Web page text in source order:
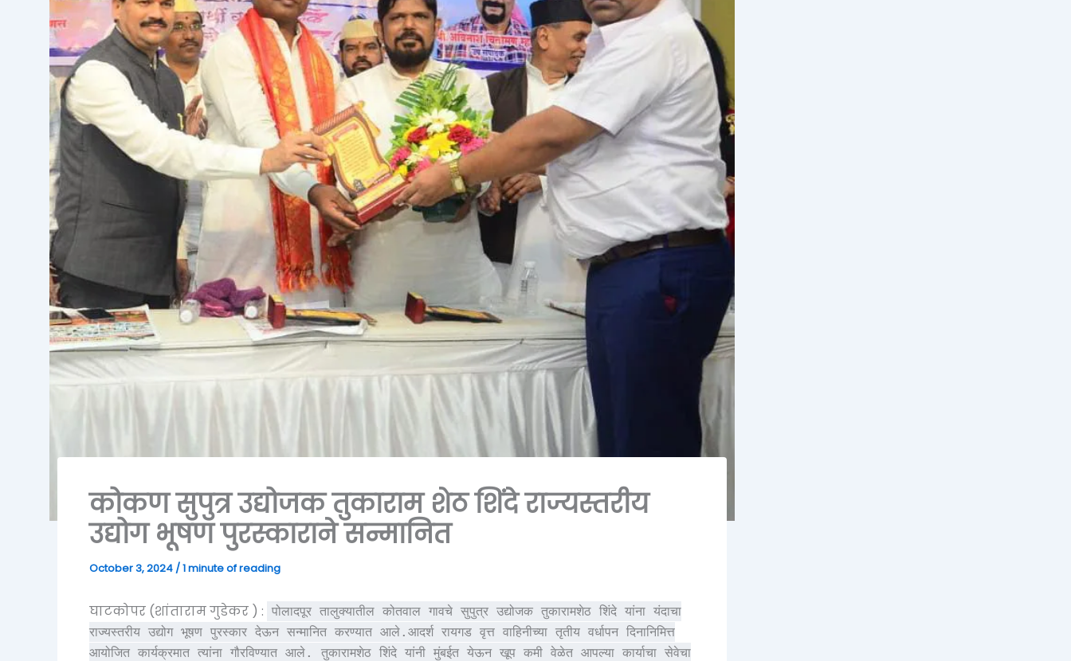
कोकण सुपुत्र उद्योजक तुकाराम शेठ शिंदे राज्यस्तरीय
उद्योग भूषण पुरस्काराने सन्मानित
October 3, 2024 /1 minute of reading
घाटकोपर (शांताराम गुडेकर ) : पोलादपूर तालुक्यातील कोतवाल गावचे सुपुत्र उद्योजक तुकारामशेठ शिंदे यांना यंदाचा
राज्यस्तरीय उद्योग भूषण पुरस्कार देऊन सन्मानित करण्यात आले.आदर्श रायगड वृत्त वाहिनीच्या तृतीय वर्धापन दिनानिमित्त
आयोजित कार्यक्रमात त्यांना गौरविण्यात आले. तुकारामशेठ शिंदे यांनी मुंबईत येऊन खूप कमी वेळेत आपल्या कार्याचा सेवेचा